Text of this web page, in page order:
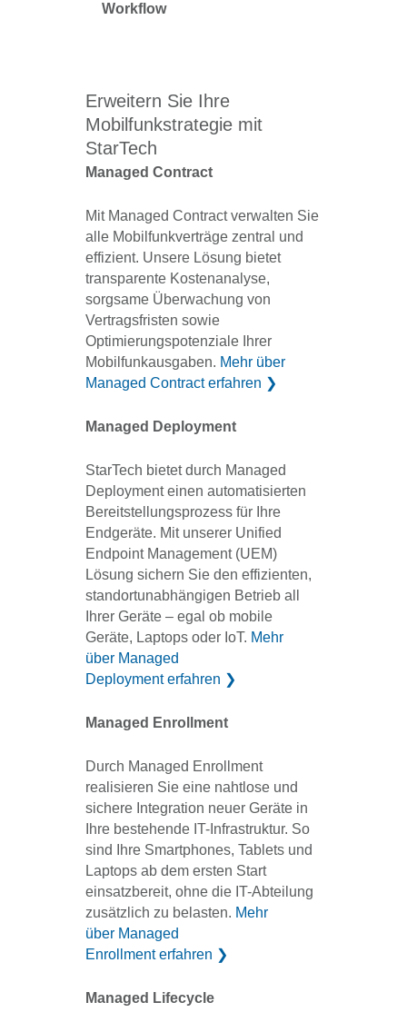
Workflow
Erweitern Sie Ihre
Mobilfunkstrategie mit
StarTech
Managed Contract
Mit Managed Contract verwalten Sie
alle Mobilfunkverträge zentral und
effizient. Unsere Lösung bietet
transparente Kostenanalyse,
sorgsame Überwachung von
Vertragsfristen sowie
Optimierungspotenziale Ihrer
Mobilfunkausgaben. Mehr über
Managed Contract erfahren ❯
Managed Deployment
StarTech bietet durch Managed
Deployment einen automatisierten
Bereitstellungsprozess für Ihre
Endgeräte. Mit unserer Unified
Endpoint Management (UEM)
Lösung sichern Sie den effizienten,
standortunabhängigen Betrieb all
Ihrer Geräte – egal ob mobile
Geräte, Laptops oder IoT. Mehr
über Managed
Deployment erfahren ❯
Managed Enrollment
Durch Managed Enrollment
realisieren Sie eine nahtlose und
sichere Integration neuer Geräte in
Ihre bestehende IT-Infrastruktur. So
sind Ihre Smartphones, Tablets und
Laptops ab dem ersten Start
einsatzbereit, ohne die IT-Abteilung
zusätzlich zu belasten. Mehr
über Managed
Enrollment erfahren ❯
Managed Lifecycle